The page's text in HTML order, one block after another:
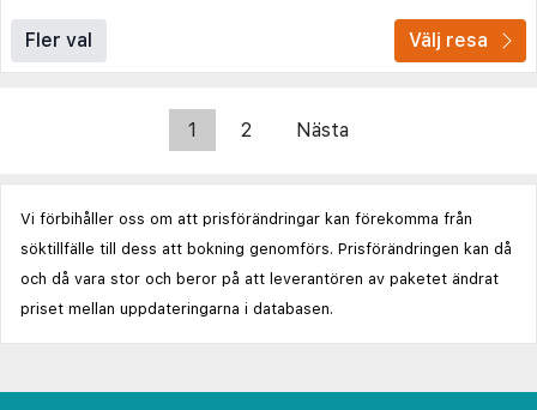
Fler val Välj resa
1 2 Nästa
Vi förbihåller oss om att prisförändringar kan förekomma från
söktillfälle till dess att bokning genomförs. Prisförändringen kan då
och då vara stor och beror på att leverantören av paketet ändrat
priset mellan uppdateringarna i databasen.